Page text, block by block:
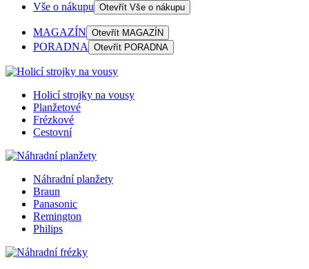
Vše o nákupu Otevřít Vše o nákupu
MAGAZÍN Otevřít MAGAZÍN
PORADNA Otevřít PORADNA
Holicí strojky na vousy
Planžetové
Frézkové
Cestovní
Náhradní planžety
Braun
Panasonic
Remington
Philips